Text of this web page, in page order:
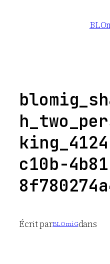
c10b-
Écrit parBLOmiGdans